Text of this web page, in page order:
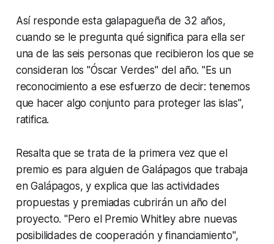
Así responde esta galapagueña de 32 años,
cuando se le pregunta qué significa para ella ser
una de las seis personas que recibieron los que se
consideran los "Óscar Verdes" del año. "Es un
reconocimiento a ese esfuerzo de decir: tenemos
que hacer algo conjunto para proteger las islas",
ratifica.
Resalta que se trata de la primera vez que el
premio es para alguien de Galápagos que trabaja
en Galápagos, y explica que las actividades
propuestas y premiadas cubrirán un año del
proyecto. "Pero el Premio Whitley abre nuevas
posibilidades de cooperación y financiamiento",